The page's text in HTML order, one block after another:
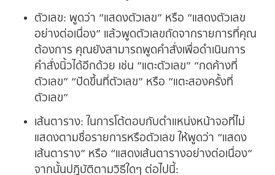
ตัวเลข: พูดว่า “แสดงตัวเลข” หรือ “แสดงตัวเลข
อย่างต่อเนื่อง” แล้วพูดตัวเลขถัดจากรายการที่คุณ
ต้องการ คุณยังสามารถพูดคำสั่งเพื่อดำเนินการ
คำสั่งนิ้วได้อีกด้วย เช่น “แตะตัวเลข” “กดค้างที่
ตัวเลข” “ปัดขึ้นที่ตัวเลข” หรือ “แตะสองครั้งที่
ตัวเลข”
เส้นตาราง: ในการโต้ตอบกับตำแหน่งหน้าจอที่ไม่
แสดงตามชื่อรายการหรือตัวเลข ให้พูดว่า “แสดง
เส้นตาราง” หรือ “แสดงเส้นตารางอย่างต่อเนื่อง”
จากนั้นปฏิบัติตามวิธีใดๆ ต่อไปนี้: